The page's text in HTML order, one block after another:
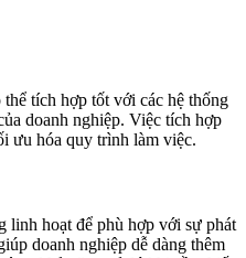
tích hợp tốt với các hệ thống
doanh nghiệp. Việc tích hợp
ưu hóa quy trình làm việc.
linh hoạt để phù hợp với sự phát
doanh nghiệp dễ dàng thêm